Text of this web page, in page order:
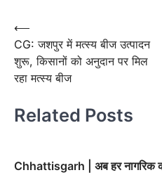
Post
navigation
⟵
CG: जशपुर में मत्स्य बीज उत्पादन
शुरू, किसानों को अनुदान पर मिल
रहा मत्स्य बीज
Related Posts
Chhattisgarh | अब हर नागरिक